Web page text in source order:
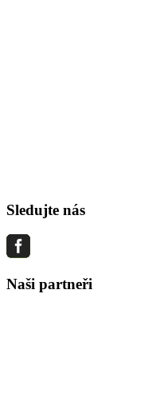
Sledujte nás
Naši partneři